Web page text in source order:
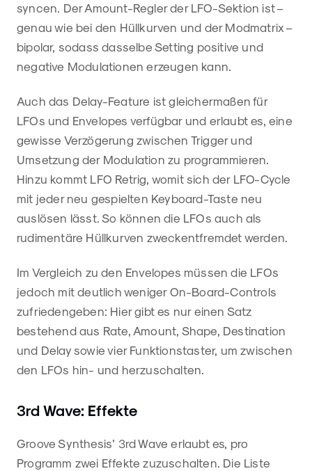
syncen. Der Amount-Regler der LFO-Sektion ist –
genau wie bei den Hüllkurven und der Modmatrix –
bipolar, sodass dasselbe Setting positive und
negative Modulationen erzeugen kann.
Auch das Delay-Feature ist gleichermaßen für
LFOs und Envelopes verfügbar und erlaubt es, eine
gewisse Verzögerung zwischen Trigger und
Umsetzung der Modulation zu programmieren.
Hinzu kommt LFO Retrig, womit sich der LFO-Cycle
mit jeder neu gespielten Keyboard-Taste neu
auslösen lässt. So können die LFOs auch als
rudimentäre Hüllkurven zweckentfremdet werden.
Im Vergleich zu den Envelopes müssen die LFOs
jedoch mit deutlich weniger On-Board-Controls
zufriedengeben: Hier gibt es nur einen Satz
bestehend aus Rate, Amount, Shape, Destination
und Delay sowie vier Funktionstaster, um zwischen
den LFOs hin- und herzuschalten.
3rd Wave: Effekte
Groove Synthesis’ 3rd Wave erlaubt es, pro
Programm zwei Effekte zuzuschalten. Die Liste